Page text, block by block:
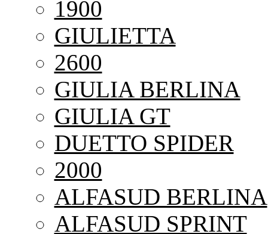
1900
GIULIETTA
2600
GIULIA BERLINA
GIULIA GT
DUETTO SPIDER
2000
ALFASUD BERLINA
ALFASUD SPRINT